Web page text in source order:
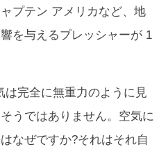
プテン アメリカなど、地
を与えるプレッシャーが 1
は完全に無重力のように見
うではありません。空気に
なぜですか?それはそれ自